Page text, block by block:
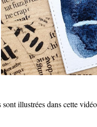
sont illustrées dans cette